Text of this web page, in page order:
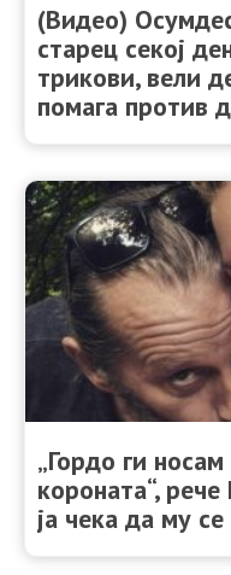
(Видео)
старец секој
трикови, вели
помага против
„Гордо ги
короната“,
ја чека да му